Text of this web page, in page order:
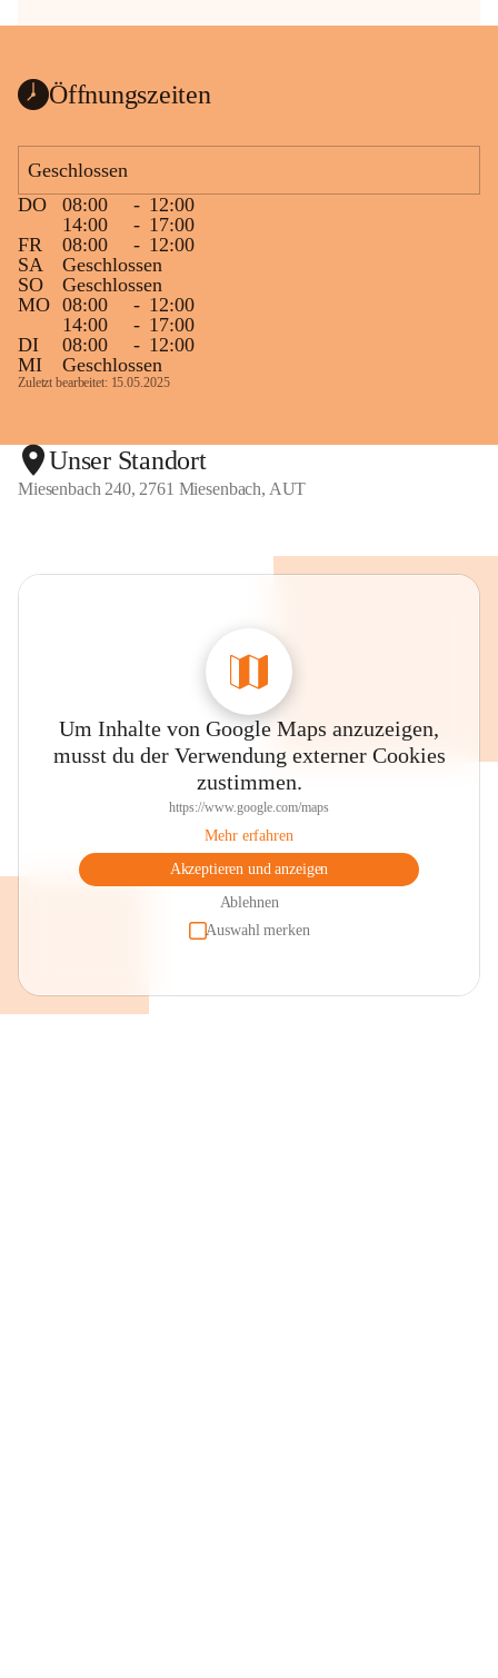
Öffnungszeiten
Geschlossen
DO
08:00 - 12:00
14:00
- 17:00
FR
08:00 - 12:00
SA
Geschlossen
SO
Geschlossen
MO 08:00 - 12:00
14:00
- 17:00
DI
08:00 - 12:00
MI
Geschlossen
Zuletzt bearbeitet: 15.05.2025
Unser Standort
Miesenbach 240, 2761 Miesenbach, AUT
Um Inhalte von Google Maps anzuzeigen,
musst du der Verwendung externer Cookies
zustimmen.
https://www.google.com/maps
Mehr erfahren
Akzeptieren und anzeigen
Ablehnen
Auswahl merken